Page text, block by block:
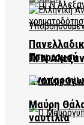
ΠΓΝ
Τουρισμού
Μαύρη
ναυτιλία